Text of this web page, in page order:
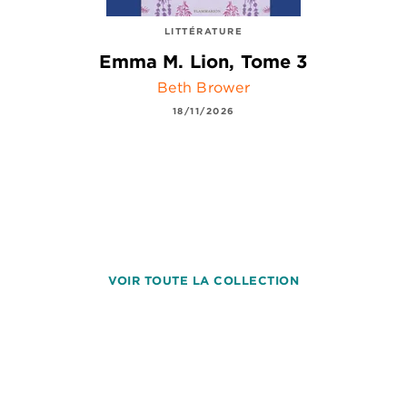
LITTÉRATURE
Emma M. Lion, Tome 3
Beth Brower
18/11/2026
VOIR TOUTE LA COLLECTION